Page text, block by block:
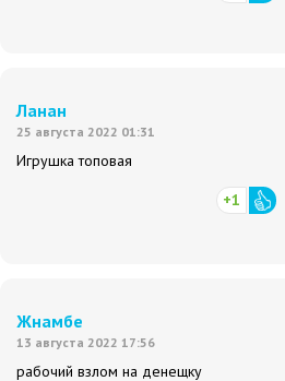
Ланан
25 августа 2022 01:31
Игрушка топовая
+1
Жнамбе
13 августа 2022 17:56
рабочий взлом на денещку